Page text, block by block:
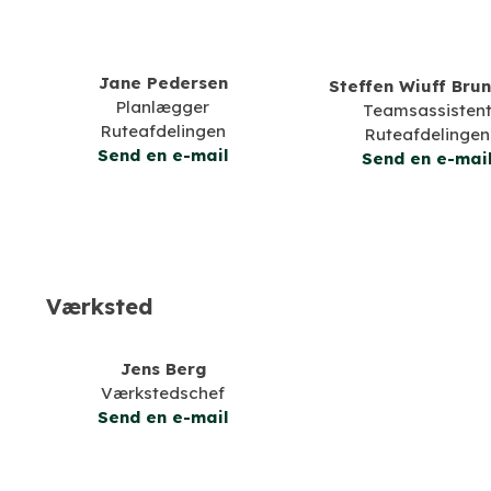
Jane Pedersen
Planlægger
Ruteafdelingen
Send en e-mail
Steffen Wiuff
Ruteafdelingen
Send en e-
Værksted
Jens Berg
Værkstedschef
Send en e-mail